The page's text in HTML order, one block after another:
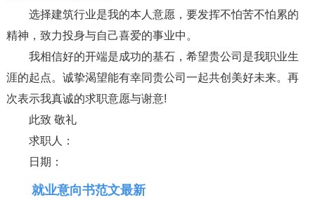
选择建筑行业是我的本人意愿，要发挥不怕苦不怕累的
精神，致力投身与自己喜爱的事业中。
我相信好的开端是成功的基石，希望贵公司是我职业生
涯的起点。诚挚渴望能有幸同贵公司一起共创美好未来。再
次表示我真诚的求职意愿与谢意!
此致 敬礼
求职人：
日期：
就业意向书范文最新